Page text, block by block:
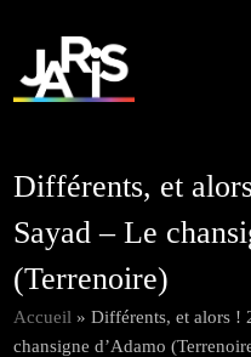
Différents, et
Sayad – Le
(Terrenoire)
Accueil »Différents, et alors !
chansigne d’Adamo